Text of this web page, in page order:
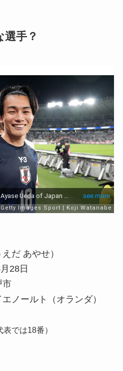
手？
だ あやせ）
28日
市
ノールト（オランダ）
表では18番）